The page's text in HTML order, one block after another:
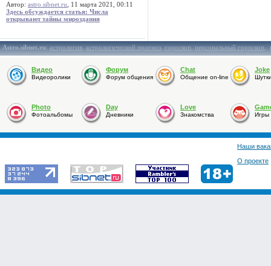
Автор: astro.sibnet.ru , 11 марта 2021, 00:11
Здесь обсуждается статья: Числа
открывают тайны мироздания
Astro.sibnet.ru:астрология,астрологический прогноз,гороскоп,персональный гороскоп,
Видео
Видеоролики
Форум
Форум общения
Chat
Общение on-line
Joke
Photo
Фотоальбомы
Day
Дневники
Love
Знакомства Игры
Наши
О проекте